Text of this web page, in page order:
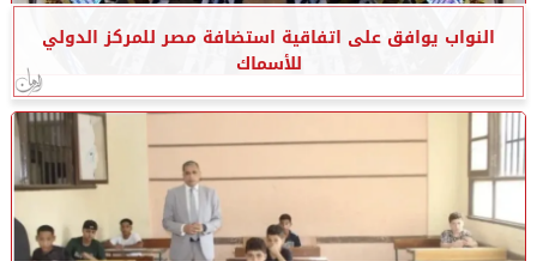
النواب يوافق على اتفاقية استضافة مصر للمركز الدولي
للأسماك